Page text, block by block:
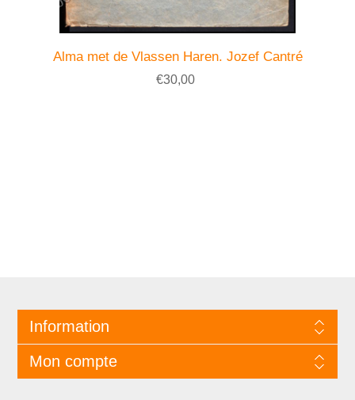
Alma met de Vlassen Haren. Jozef Cantré
€30,00
Information
Mon compte